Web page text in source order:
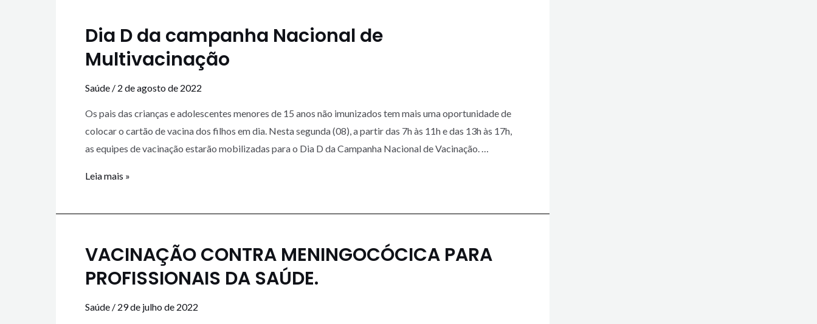
Dia D da campanha Nacional de
Multivacinação
Saúde / 2 de agosto de 2022
Os pais das crianças e adolescentes menores de 15 anos não imunizados tem mais uma oportunidade de
colocar o cartão de vacina dos filhos em dia. Nesta segunda (08), a partir das 7h às 11h e das 13h às 17h,
as equipes de vacinação estarão mobilizadas para o Dia D da Campanha Nacional de Vacinação. …
Leia mais »
VACINAÇÃO CONTRA MENINGOCÓCICA PARA
PROFISSIONAIS DA SAÚDE.
Saúde / 29 de julho de 2022